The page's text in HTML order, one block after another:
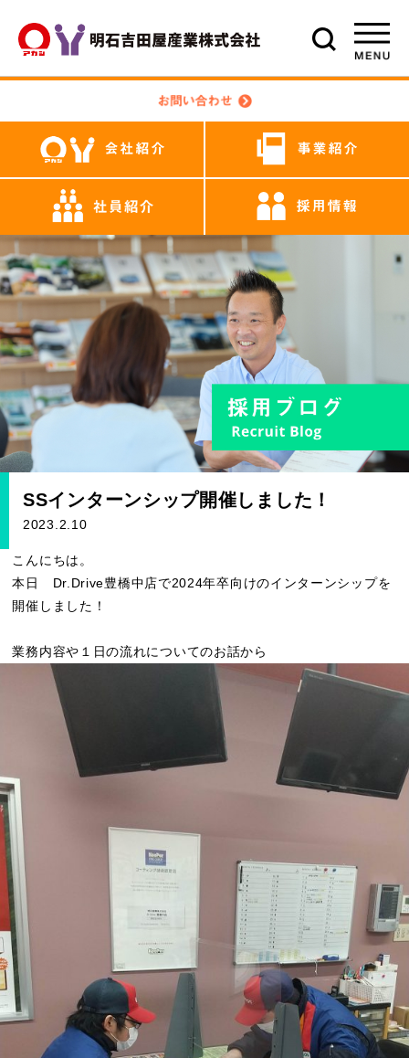
SSインターンシップ開催しました！
2023.2.10
こんにちは。
本日 Dr.Drive豊橋中店で2024年卒向けのインターンシップを
開催しました！
業務内容や１日の流れについてのお話から